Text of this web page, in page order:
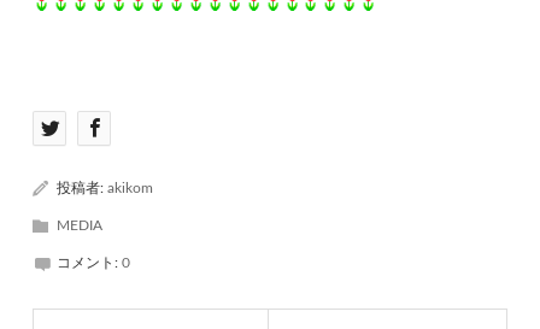
投稿者:akikom
MEDIA
コメント:0